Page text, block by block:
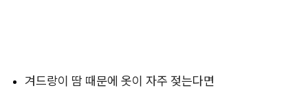
겨드랑이 땀 때문에 옷이 자주 젖는다면